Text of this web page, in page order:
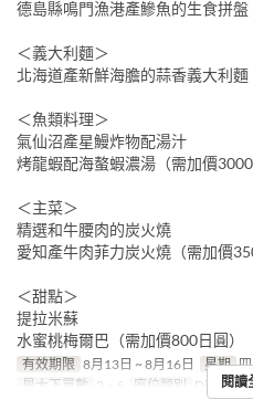
德島縣鳴門漁港產鰺魚的生食拼盤
＜義大利麵＞
北海道產新鮮海膽的蒜香義大利麵
＜魚類料理＞
氣仙沼產星鰻炸物配湯汁
烤龍蝦配海螯蝦濃湯（需加價3000
＜主菜＞
精選和牛腰肉的炭火燒
愛知產牛肉菲力炭火燒（需加價
＜甜點＞
提拉米蘇
水蜜桃梅爾巴（需加價800日圓）
有效期限 8月13日 ~ 8月16日 星期 四
最大下單數 2 ~ 6 座位類別 Dining閱讀